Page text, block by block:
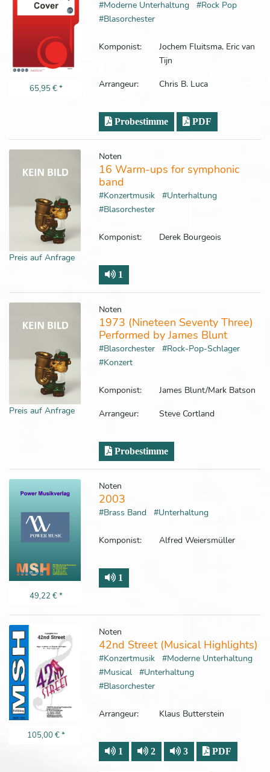
65,95 €*
#Moderne Unterhaltung
#Rock Pop
#Blasorchester
Komponist:
Jochem Fluitsma, Eric van
Tijn
Arrangeur:
Chris B. Luca
Probestimme PDF
Preis auf Anfrage
Noten
16 Warm-ups for symphonic
band
#Konzertmusik
#Unterhaltung
#Blasorchester
Komponist: Derek Bourgeois
1
Preis auf Anfrage
Noten
1973 (Nineteen Seventy Three)
Performed by James Blunt
#Blasorchester
#Rock-Pop-Schlager
#Konzert
Komponist:
James Blunt/Mark Batson
Arrangeur:
Steve Cortland
Probestimme
49,22 €*
Noten
2003
#Brass Band #Unterhaltung
Komponist: Alfred Weiersmüller
1
105,00 €*
Noten
42nd Street (Musical Highlights)
#Konzertmusik
#Moderne Unterhaltung
#Musical
#Unterhaltung
#Blasorchester
Arrangeur: Klaus Butterstein
1 2 3 PDF